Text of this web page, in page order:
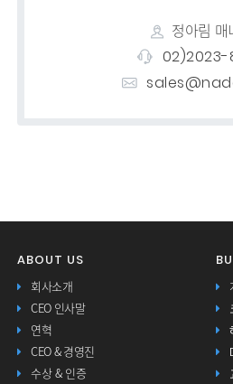
정아림 매
02)2023-
ABOUT US
회사소개
CEO 인사말
연혁
CEO & 경영진
수상 & 인증